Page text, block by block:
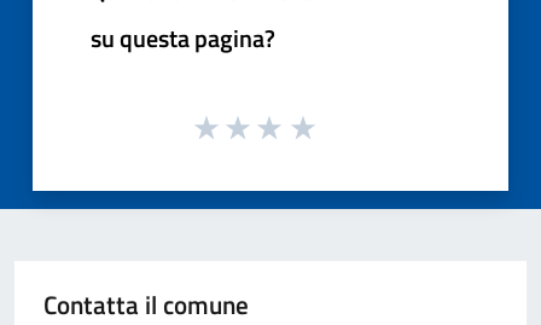
su questa pagina?
Contatta il comune